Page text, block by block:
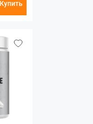
Купить